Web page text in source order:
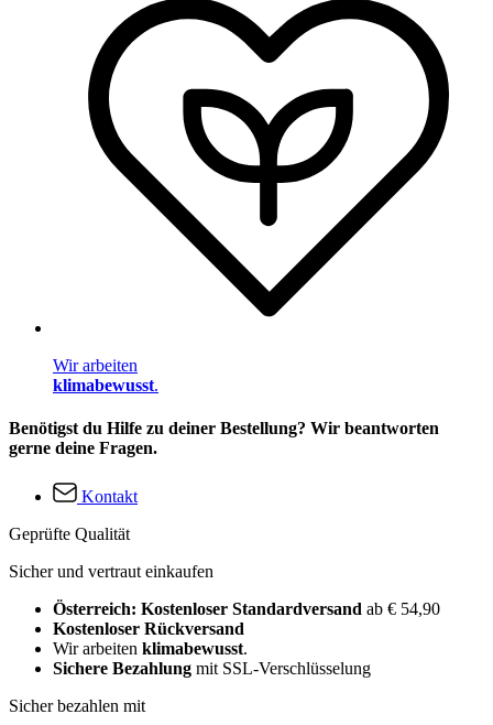
Wir arbeiten
klimabewusst.
Benötigst du Hilfe zu deiner Bestellung? Wir beantworten
gerne deine Fragen.
Kontakt
Geprüfte Qualität
Sicher und vertraut einkaufen
Österreich: Kostenloser Standardversand ab € 54,90
Kostenloser Rückversand
Wir arbeiten klimabewusst.
Sichere Bezahlung mit SSL-Verschlüsselung
Sicher bezahlen mit